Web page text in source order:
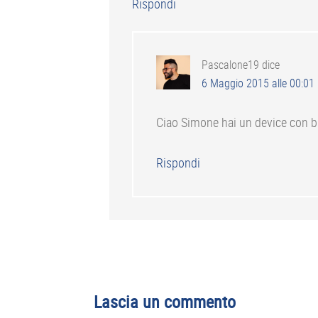
Rispondi
Pascalone19 dice
6 Maggio 2015 alle 00:01
Ciao Simone hai un device con
Rispondi
Lascia un commento